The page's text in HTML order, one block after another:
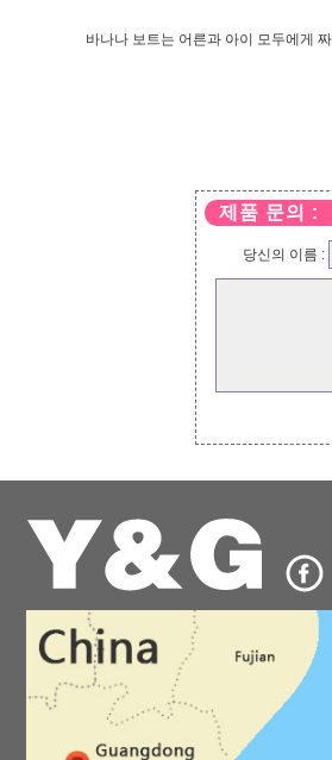
바나나 보트는 어른과 아이 모두에게
제품 문의 :
당신의 이름 :